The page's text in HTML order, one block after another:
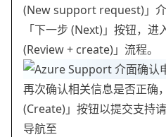
(New support request)」
「下一步 (Next)」按钮，进
(Review + create)」流程。
再次确认相关信息是否正确
(Create)」按钮以提交支持请
导航至